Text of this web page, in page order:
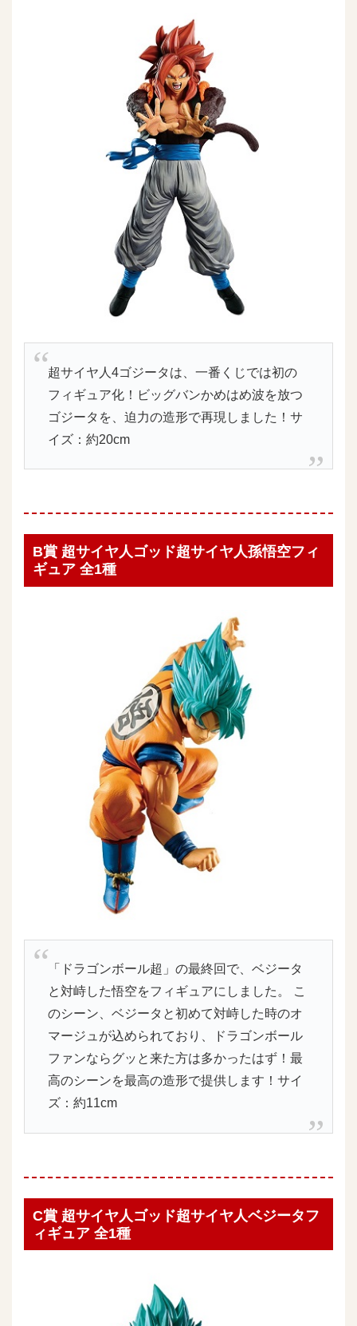
超サイヤ人4ゴジータは、一番くじでは初の
フィギュア化！ビッグバンかめはめ波を放つ
ゴジータを、迫力の造形で再現しました！サ
イズ：約20cm
B賞 超サイヤ人ゴッド超サイヤ人孫悟空フィ
ギュア 全1種
「ドラゴンボール超」の最終回で、ベジータ
と対峙した悟空をフィギュアにしました。 こ
のシーン、ベジータと初めて対峙した時のオ
マージュが込められており、ドラゴンボール
ファンならグッと来た方は多かったはず！最
高のシーンを最高の造形で提供します！サイ
ズ：約11cm
C賞 超サイヤ人ゴッド超サイヤ人ベジータフ
ィギュア 全1種